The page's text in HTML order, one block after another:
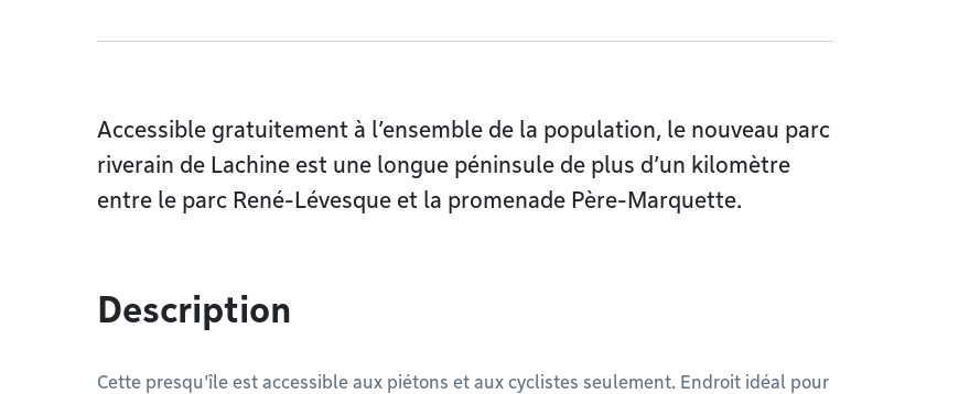
Accessible gratuitement à l’ensemble de la population, le nouveau parc
riverain de Lachine est une longue péninsule de plus d’un kilomètre
entre le parc René-Lévesque et la promenade Père-Marquette.
Description
Cette presqu'île est accessible aux piétons et aux cyclistes seulement. Endroit idéal pour